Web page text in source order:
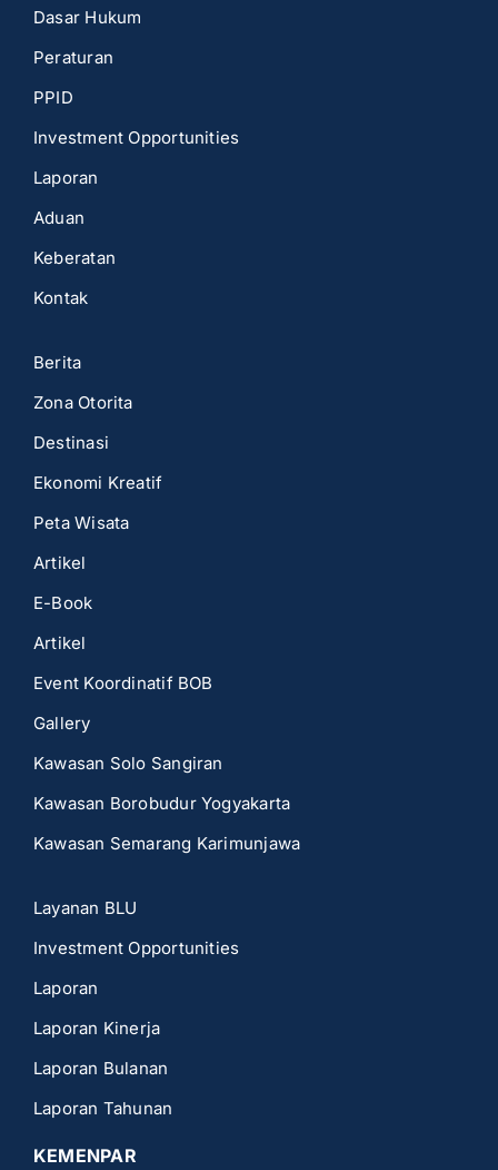
Dasar Hukum
Peraturan
PPID
Investment Opportunities
Laporan
Aduan
Keberatan
Kontak
Berita
Zona Otorita
Destinasi
Ekonomi Kreatif
Peta Wisata
Artikel
E-Book
Artikel
Event Koordinatif BOB
Gallery
Kawasan Solo Sangiran
Kawasan Borobudur Yogyakarta
Kawasan Semarang Karimunjawa
Layanan BLU
Investment Opportunities
Laporan
Laporan Kinerja
Laporan Bulanan
Laporan Tahunan
KEMENPAR